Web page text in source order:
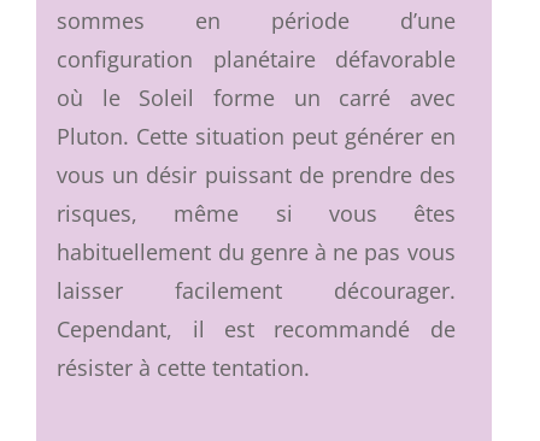
sommes en période d’une
configuration planétaire défavorable
où le Soleil forme un carré avec
Pluton. Cette situation peut générer en
vous un désir puissant de prendre des
risques, même si vous êtes
habituellement du genre à ne pas vous
laisser facilement décourager.
Cependant, il est recommandé de
résister à cette tentation.